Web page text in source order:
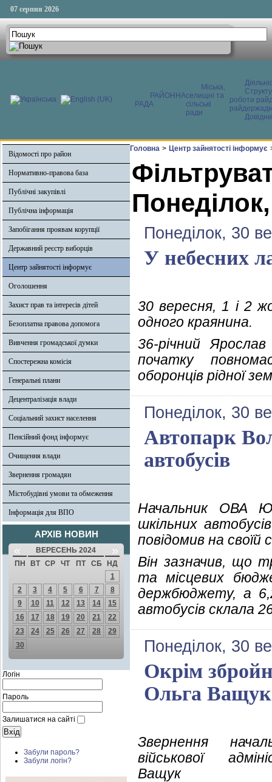
07 серпня 2026
РАЙОННА
РАДА
Міська,
селищні та
сільські
ради
роботи
Відомості про район
Нормативно-правова база
Публічні закупівлі
Публічна інформація
Запобігання проявам корупції
Державний реєстр виборців
Центр зайнятості інформує
Оголошення
Захист прав та інтересів дітей
Безоплатна правова допомога
Вивчення громадської думки
Спостережна комісія
Генеральні плани
Децентралізація влади
Соціальний захист населення
Пенсійний фонд інформує
Очищення влади
Звернення громадян
Містобудівні умови та обмеження
Інформація для ВПО
АРХІВ НОВИН
« ВЕРЕСЕНЬ 2024 »
ПН ВТ СР ЧТ ПТ СБ
НД
1
2
3 4 5 6 7
8
9
10 11 12 13 14
15
16
17 18 19 20 21
22
23
24 25 26 27 28
29
30
Логін
Пароль
Залишатися на сайті
Забули пароль?
Забули логін?
Головна > Центр зайнятості інформує
Понеділок, 30
У небесних
30 вересня, 1 і 2
одного краянина.
36-річний
початку
оборонців рідної
Понеділок, 30
Автопарк
автобусів
Начальник ОВА
шкільних
повідомив на своїй
Він зазначив, що
та місцевих
держбюджету, а
автобусів склала
Понеділок, 30
Окрім
Ольга Ващук
Звернення
військової
Ващук